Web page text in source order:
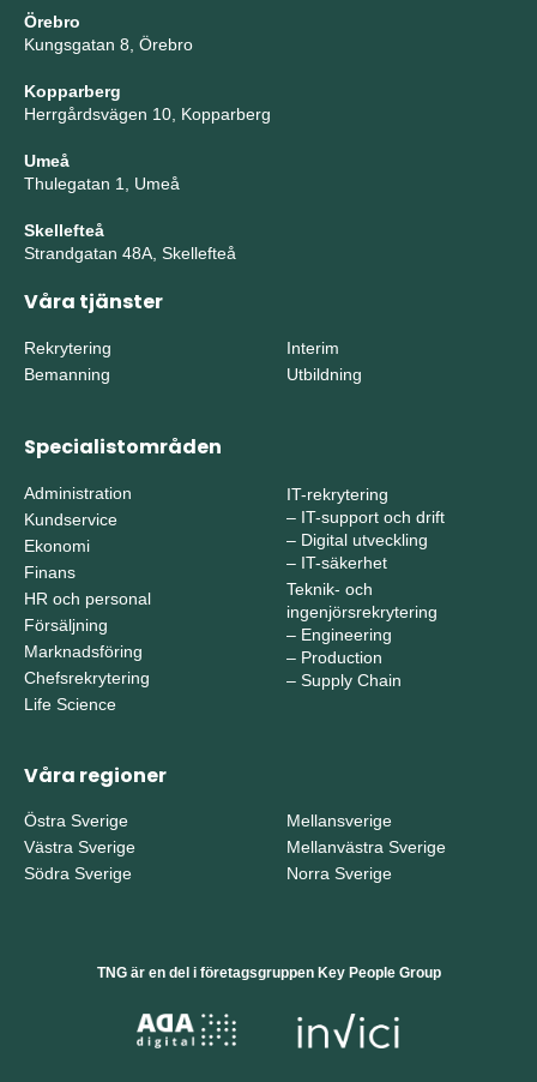
Örebro
Kungsgatan 8, Örebro
Kopparberg
Herrgårdsvägen 10, Kopparberg
Umeå
Thulegatan 1, Umeå
Skellefteå
Strandgatan 48A, Skellefteå
Våra tjänster
Rekrytering
Bemanning
Interim
Utbildning
Specialistområden
Administration
Kundservice
Ekonomi
Finans
HR och personal
Försäljning
Marknadsföring
Chefsrekrytering
Life Science
IT-rekrytering
– IT-support och drift
– Digital utveckling
– IT-säkerhet
Teknik- och
ingenjörsrekrytering
– Engineering
– Production
– Supply Chain
Våra regioner
Östra Sverige
Västra Sverige
Södra Sverige
Mellansverige
Mellanvästra Sverige
Norra Sverige
TNG är en del i företagsgruppen Key People Group